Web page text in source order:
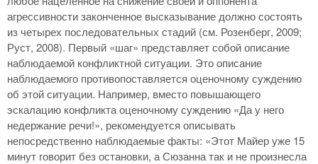
агрессивности законченное высказывание должно состоять
из четырех последовательных стадий (см. Розенберг, 2009;
Руст, 2008). Первый «шаг» представляет собой описание
наблюдаемой конфликтной ситуации. Это описание
наблюдаемого противопоставляется оценочному суждению
об этой ситуации. Например, вместо повышающего
эскалацию конфликта оценочному суждению «Да у него
недержание речи!», рекомендуется описывать
непосредственно наблюдаемые факты: «Этот Майер уже 15
минут говорит без остановки, а Сюзанна так и не произнесла